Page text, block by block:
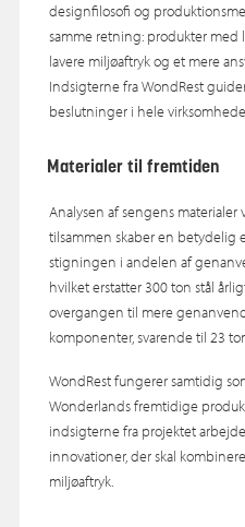
designfilosofi og
samme retning: produkter
lavere miljøaftryk og et mere
Indsigterne fra WondRest
beslutninger i hele
Materialer til fremtiden
Analysen af sengens
tilsammen skaber en betydelig
stigningen i andelen af
hvilket erstatter 300 ton stål
overgangen til mere
komponenter, svarende til 23
WondRest fungerer samtidig
Wonderlands fremtidige
indsigterne fra projektet
innovationer, der skal
miljøaftryk.